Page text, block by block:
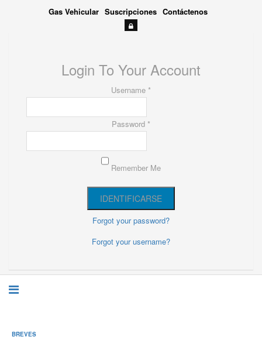
Gas Vehicular Suscripciones Contáctenos
Login To Your Account
Username *
Password *
Remember Me
Forgot your password?
Forgot your username?
BREVES